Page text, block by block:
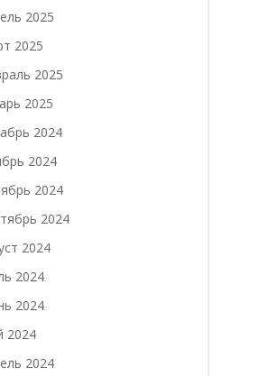
2025
2025
2025
2025
2024
2024
2024
2024
2024
2024
2024
2024
2024